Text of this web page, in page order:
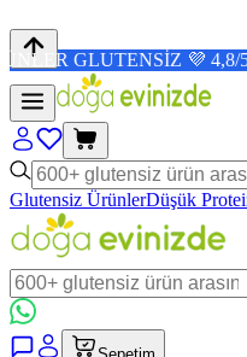
💜 4,8/5 PUAN
Glutensiz ÜrünlerDüşük